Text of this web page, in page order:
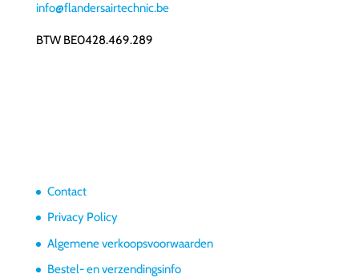
info@flandersairtechnic.be
BTW BE0428.469.289
Contact
Privacy Policy
Algemene verkoopsvoorwaarden
Bestel- en verzendingsinfo